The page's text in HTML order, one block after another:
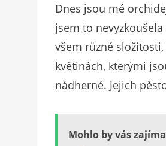
Dnes jsou mé
jsem to
všem různé
květinách, kterými
nádherné. Jejich
Mohlo by vás